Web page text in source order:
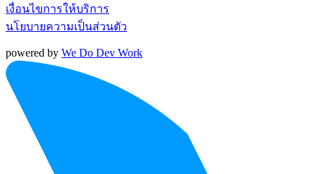
เงื่อนไขการให้บริการ
นโยบายความเป็นส่วนตัว
powered by We Do Dev Work